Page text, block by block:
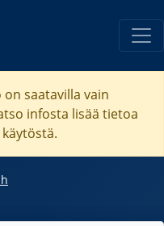
saatavilla vain
infosta lisää tietoa